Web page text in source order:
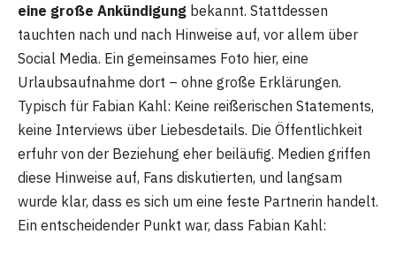
eine große Ankündigung bekannt. Stattdessen
tauchten nach und nach Hinweise auf, vor allem über
Social Media. Ein gemeinsames Foto hier, eine
Urlaubsaufnahme dort – ohne große Erklärungen.
Typisch für Fabian Kahl: Keine reißerischen Statements,
keine Interviews über Liebesdetails. Die Öffentlichkeit
erfuhr von der Beziehung eher beiläufig. Medien griffen
diese Hinweise auf, Fans diskutierten, und langsam
wurde klar, dass es sich um eine feste Partnerin handelt.
Ein entscheidender Punkt war, dass Fabian Kahl: